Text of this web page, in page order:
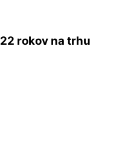
22 rokov na trhu